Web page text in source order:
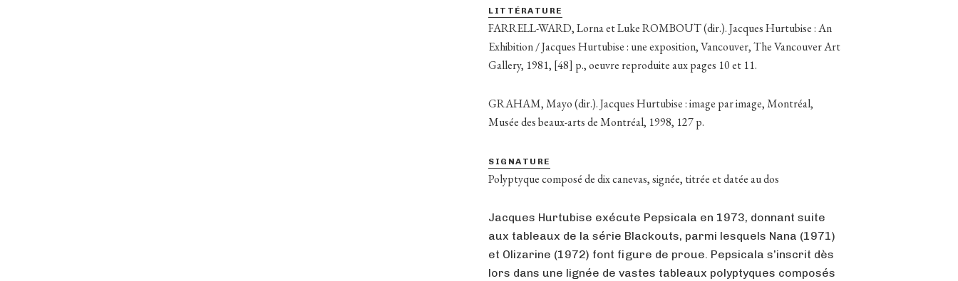
LITTÉRATURE
FARRELL-WARD, Lorna et Luke ROMBOUT (dir.). Jacques Hurtubise : An
Exhibition / Jacques Hurtubise : une exposition, Vancouver, The Vancouver Art
Gallery, 1981, [48] p., oeuvre reproduite aux pages 10 et 11.
GRAHAM, Mayo (dir.). Jacques Hurtubise : image par image, Montréal,
Musée des beaux-arts de Montréal, 1998, 127 p.
SIGNATURE
Polyptyque composé de dix canevas, signée, titrée et datée au dos
Jacques Hurtubise exécute Pepsicala en 1973, donnant suite
aux tableaux de la série Blackouts, parmi lesquels Nana (1971)
et Olizarine (1972) font figure de proue. Pepsicala s’inscrit dès
lors dans une lignée de vastes tableaux polyptyques composés